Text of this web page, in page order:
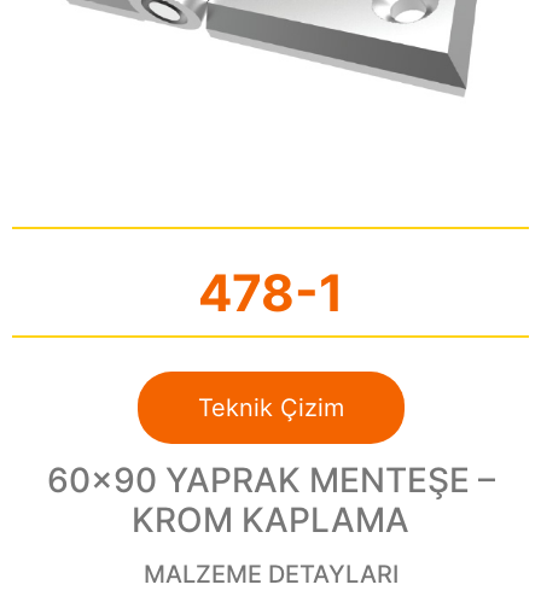
478-1
Teknik Çizim
60×90 YAPRAK MENTEŞE –
KROM KAPLAMA
MALZEME DETAYLARI